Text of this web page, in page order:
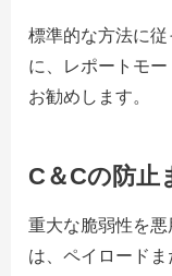
標準的な方法に
に、レポートモ
お勧めします。
C＆Cの防止
重大な脆弱性を
は、ペイロード